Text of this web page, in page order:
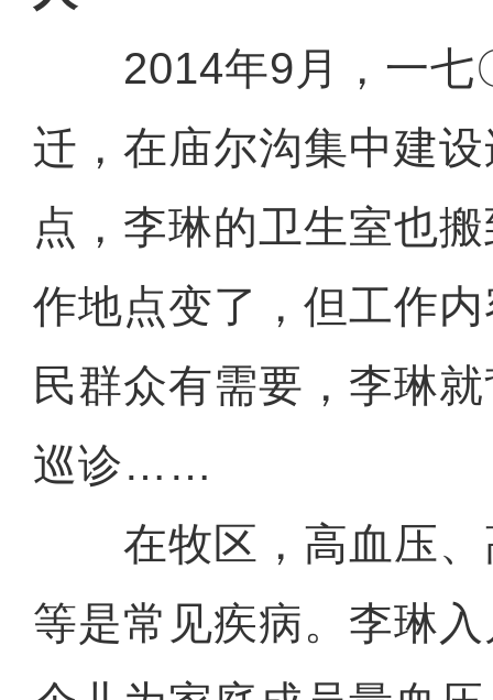
2014年9月，一七
迁，在庙尔沟集中建
点，李琳的卫生室也
作地点变了，但工作
民群众有需要，李琳
巡诊……
在牧区，高血压、
等是常见疾病。李琳